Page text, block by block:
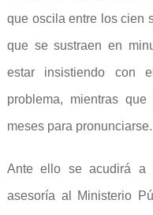
que oscila entre los cien
que se sustraen en
estar insistiendo con
problema, mientras
meses para pronunciarse.
Ante ello se acudirá
asesoría al Ministerio